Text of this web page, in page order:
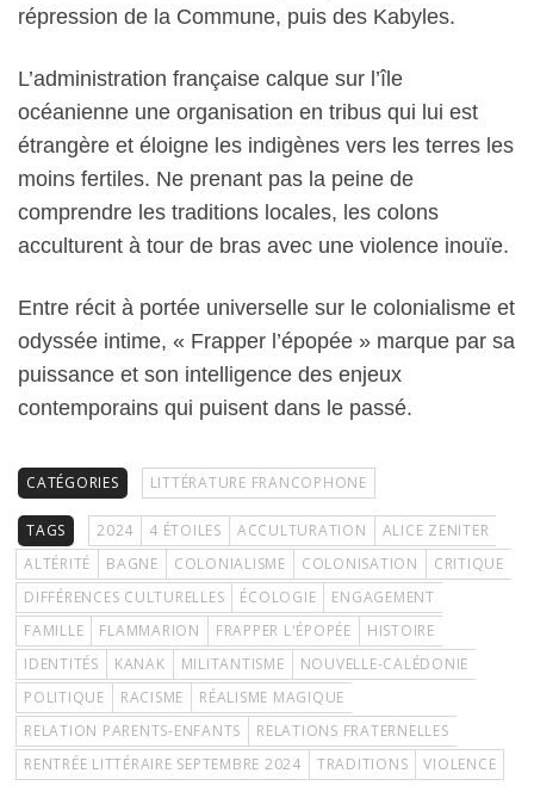
répression de la Commune, puis des Kabyles.
L’administration française calque sur l’île
océanienne une organisation en tribus qui lui est
étrangère et éloigne les indigènes vers les terres les
moins fertiles. Ne prenant pas la peine de
comprendre les traditions locales, les colons
acculturent à tour de bras avec une violence inouïe.
Entre récit à portée universelle sur le colonialisme et
odyssée intime, « Frapper l’épopée » marque par sa
puissance et son intelligence des enjeux
contemporains qui puisent dans le passé.
CATÉGORIES LITTÉRATURE FRANCOPHONE
TAGS 2024 4 ÉTOILES ACCULTURATION
ALICE ZENITER
ALTÉRITÉ
BAGNE COLONIALISME COLONISATION
CRITIQUE
DIFFÉRENCES CULTURELLES
ÉCOLOGIE
ENGAGEMENT
FAMILLE
FLAMMARION FRAPPER L'ÉPOPÉE
HISTOIRE
IDENTITÉS
KANAK MILITANTISME
NOUVELLE-CALÉDONIE
POLITIQUE
RACISME
RÉALISME MAGIQUE
RELATION PARENTS-ENFANTS
RELATIONS FRATERNELLES
RENTRÉE LITTÉRAIRE SEPTEMBRE 2024
TRADITIONS VIOLENCE